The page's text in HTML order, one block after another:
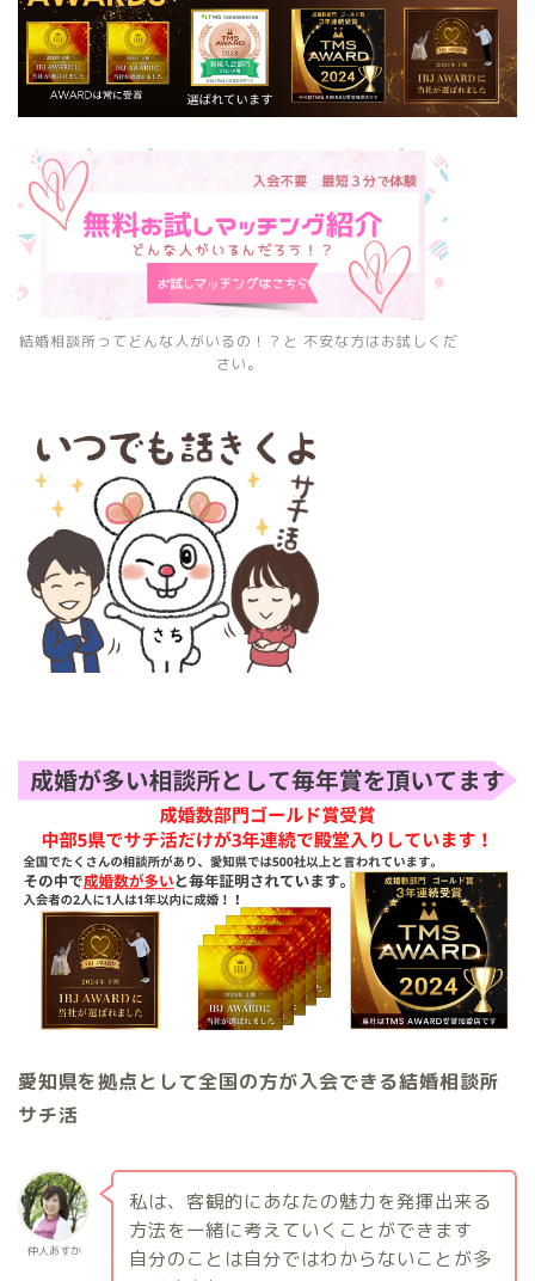
結婚相談所ってどんな人がいるの！？と 不安な方はお試しくだ
さい。
愛知県を拠点として全国の方が入会できる結婚相談所
サチ活
仲人あすか
私は、客観的にあなたの魅力を発揮出来る
方法を一緒に考えていくことができます
自分のことは自分ではわからないことが多